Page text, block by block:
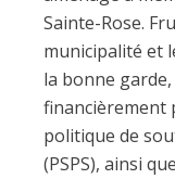
Sainte-Rose.
municipalité et
la bonne
financièrement
politique de
(PSPS), ainsi